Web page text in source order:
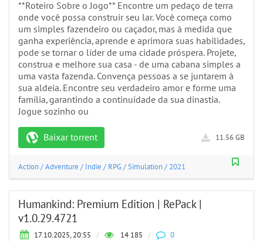
**Roteiro Sobre o Jogo** Encontre um pedaço de terra
onde você possa construir seu lar. Você começa como
um simples fazendeiro ou caçador, mas à medida que
ganha experiência, aprende e aprimora suas habilidades,
pode se tornar o líder de uma cidade próspera. Projete,
construa e melhore sua casa - de uma cabana simples a
uma vasta fazenda. Convença pessoas a se juntarem à
sua aldeia. Encontre seu verdadeiro amor e forme uma
família, garantindo a continuidade da sua dinastia.
Jogue sozinho ou
Baixar torrent 11.56 GB
Action/Adventure / Indie / RPG/Simulation/ 2021
Humankind: Premium Edition | RePack |
v1.0.29.4721
17.10.2025, 20:55 / 14 185 / 0